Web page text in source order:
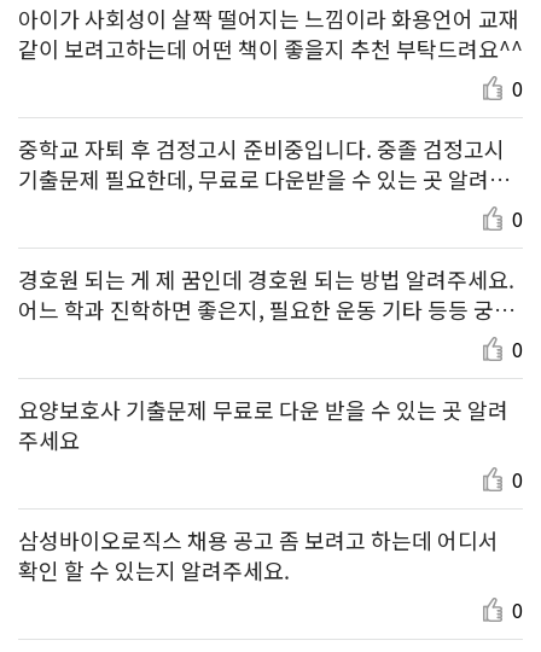
아이가 사회성이 살짝 떨어지는 느낌이라 화용언어 교재
같이 보려고하는데 어떤 책이 좋을지 추천 부탁드려요^^
0
중학교 자퇴 후 검정고시 준비중입니다. 중졸 검정고시
기출문제 필요한데, 무료로 다운받을 수 있는 곳 알려주
0
경호원 되는 게 제 꿈인데 경호원 되는 방법 알려주세요.
어느 학과 진학하면 좋은지, 필요한 운동 기타 등등 궁금
0
요양보호사 기출문제 무료로 다운 받을 수 있는 곳 알려
주세요
0
삼성바이오로직스 채용 공고 좀 보려고 하는데 어디서
확인 할 수 있는지 알려주세요.
0